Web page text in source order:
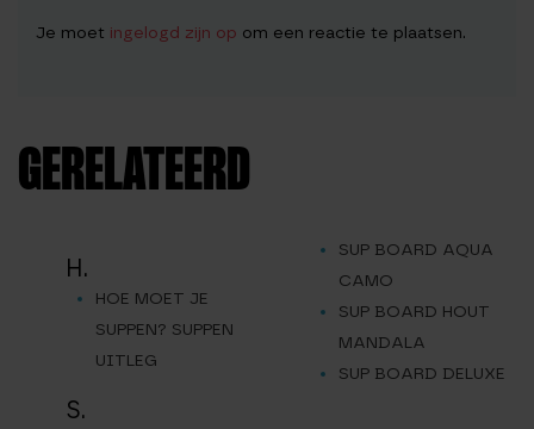
Je moet ingelogd zijn op om een reactie te plaatsen.
GERELATEERD
H.
HOE MOET JE
SUPPEN? SUPPEN
UITLEG
S.
SUP BOARD AQUA
CAMO
SUP BOARD HOUT
MANDALA
SUP BOARD DELUXE